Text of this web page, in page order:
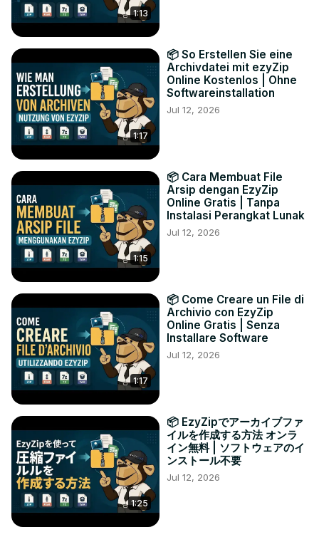
1:13
1:17
📦 So Erstellen Sie eine
Archivdatei mit ezyZip
Online Kostenlos | Ohne
Softwareinstallation
Jul 12, 2026
1:15
📦 Cara Membuat File
Arsip dengan EzyZip
Online Gratis | Tanpa
Instalasi Perangkat Lunak
Jul 12, 2026
1:17
📦 Come Creare un File di
Archivio con EzyZip
Online Gratis | Senza
Installare Software
Jul 12, 2026
1:25
📦 EzyZipでアーカイブファ
イルを作成する方法 オンラ
イン無料 | ソフトウェアのイ
ンストール不要
Jul 12, 2026